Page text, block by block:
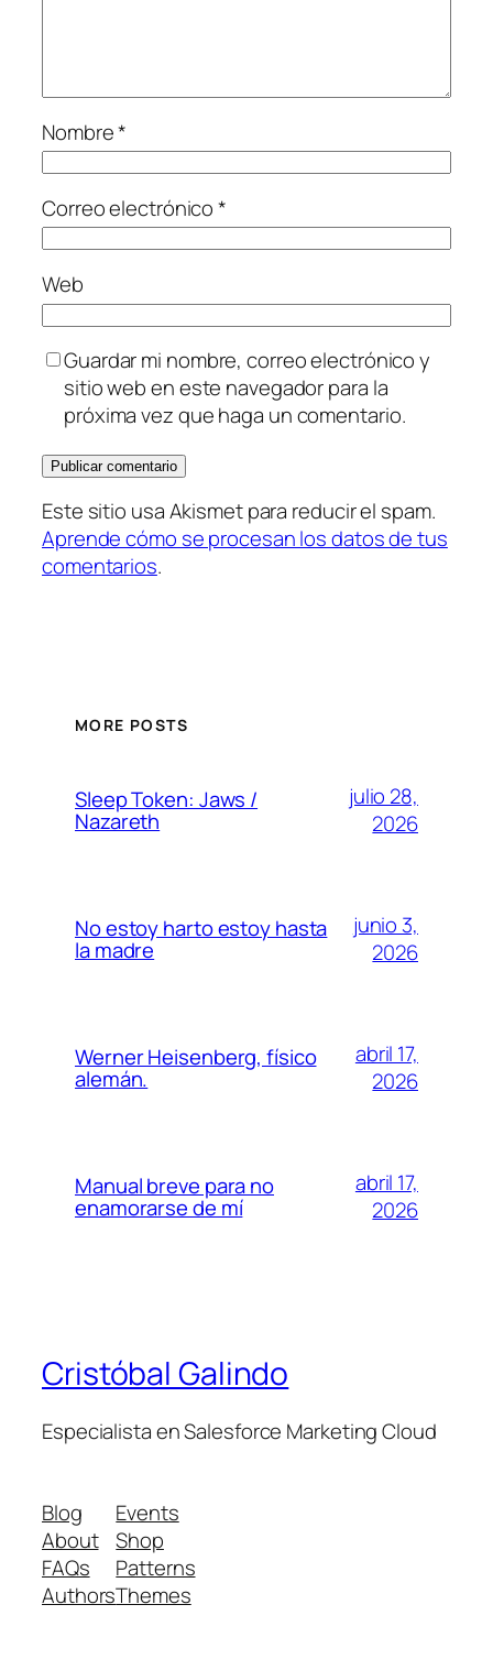
Nombre*
Correo electrónico*
Web
Guardar mi nombre, correo electrónico y
sitio web en este navegador para la
próxima vez que haga un comentario.
Este sitio usa Akismet para reducir el spam.
Aprende cómo se procesan los datos de tus
comentarios.
MORE POSTS
Sleep Token: Jaws /
Nazareth
julio 28,
2026
No estoy harto estoy hasta
la madre
junio 3,
2026
Werner Heisenberg, físico
alemán.
abril 17,
2026
Manual breve para no
enamorarse de mí
abril 17,
2026
Cristóbal Galindo
Especialista en Salesforce Marketing Cloud
Blog
About
FAQs
Authors
Events
Shop
Patterns
Themes